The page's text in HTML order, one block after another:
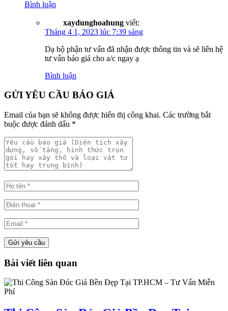
Bình luận
xaydunghoahung viết:
Tháng 4 1, 2023 lúc 7:39 sáng
Dạ bộ phận tư vấn đã nhận được thông tin và sẽ liên hệ
tư vấn báo giá cho a/c ngay ạ
Bình luận
GỬI YÊU CẦU BÁO GIÁ
Email của bạn sẽ không được hiển thị công khai. Các trường bắt
buộc được đánh dấu *
Bài viết liên quan